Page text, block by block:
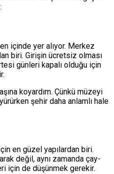
içinde yer alıyor. Merkez
biri. Girişin ücretsiz olması
günleri kapalı olduğu için
koyardım. Çünkü müzeyi
şehir daha anlamlı hale
en güzel yapılardan biri.
değil, aynı zamanda çay-
için de düşünmek gerekir.